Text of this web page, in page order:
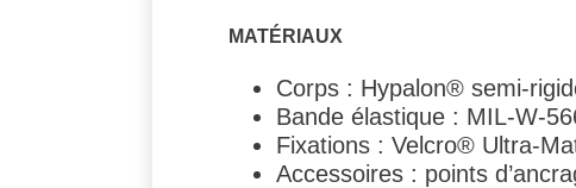
MATÉRIAUX
Corps : Hypalon® semi-
Bande élastique : MIL-W-
Fixations : Velcro® Ultra-
Accessoires : points